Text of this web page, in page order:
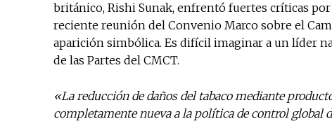
británico, Rishi Sunak, enfrentó fuertes críticas
reciente reunión del Convenio Marco sobre el
aparición simbólica. Es difícil imaginar a un líder
de las Partes del CMCT.
«La reducción de daños del tabaco mediante
completamente nueva a la política de control global